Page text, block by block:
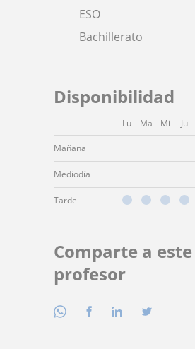
ESO
Bachillerato
Disponibilidad
Lu Ma Mi Ju
Mañana
Mediodía
Tarde
Comparte a este
profesor